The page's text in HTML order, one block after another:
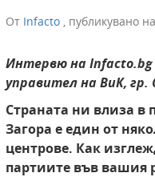
От Infacto , публикувано на
Интервю на Infacto.bg
управител на ВиК,
Страната ни влиза в
Загора е един от
центрове. Как
партиите във вашия